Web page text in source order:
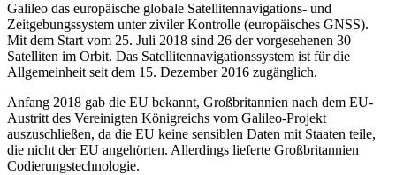
Galileo das europäische globale Satellitennavigations- und
Zeitgebungssystem unter ziviler Kontrolle (europäisches GNSS).
Mit dem Start vom 25. Juli 2018 sind 26 der vorgesehenen 30
Satelliten im Orbit. Das Satellitennavigationssystem ist für die
Allgemeinheit seit dem 15. Dezember 2016 zugänglich.
Anfang 2018 gab die EU bekannt, Großbritannien nach dem EU-
Austritt des Vereinigten Königreichs vom Galileo-Projekt
auszuschließen, da die EU keine sensiblen Daten mit Staaten teile,
die nicht der EU angehörten. Allerdings lieferte Großbritannien
Codierungstechnologie.